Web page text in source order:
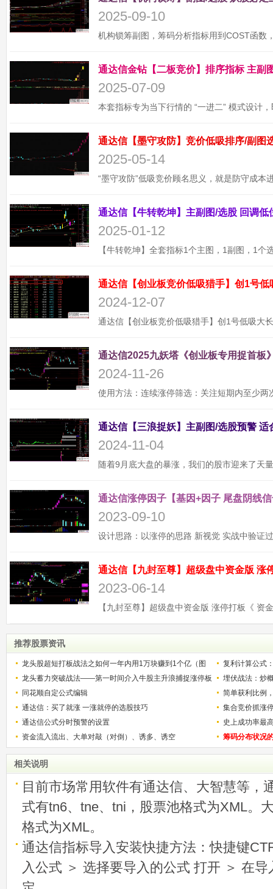
2025-09-10
2025-07-09
2025-05-14
2025-01-12
通达信【创业板竞价低吸猎手】创1号
2024-12-07
通达信2025九妖塔《创业板专用捉首板
2024-11-26
2024-11-04
通达信涨停因子【基因+因子 尾盘阴线
2023-09-10
2023-06-14
推荐股票资讯
龙头股超短打板战法之如何一年内用1万块赚到1个亿（图
解）
复利计算公式
少？
龙头蓄力突破战法——第一时间介入牛股主升浪捕捉涨停板
的技巧（图解）
埋伏战法：炒
同花顺自定公式编辑
简单获利比例
用
通达信：买了就涨 一涨就停的选股技巧
集合竞价抓涨
通达信公式分时预警的设置
史上成功率最
称选股法宝！
资金流入流出、大单对敲（对倒）、诱多、诱空 筹码分布状况
相关说明
目前市场常用软件有通达信、大智慧等，
式有tn6、tne、tni，股票池格式为XML。
格式为XML。
通达信指标导入安装快捷方法：快捷键
入公式 ＞ 选择要导入的公式 打开 ＞ 在